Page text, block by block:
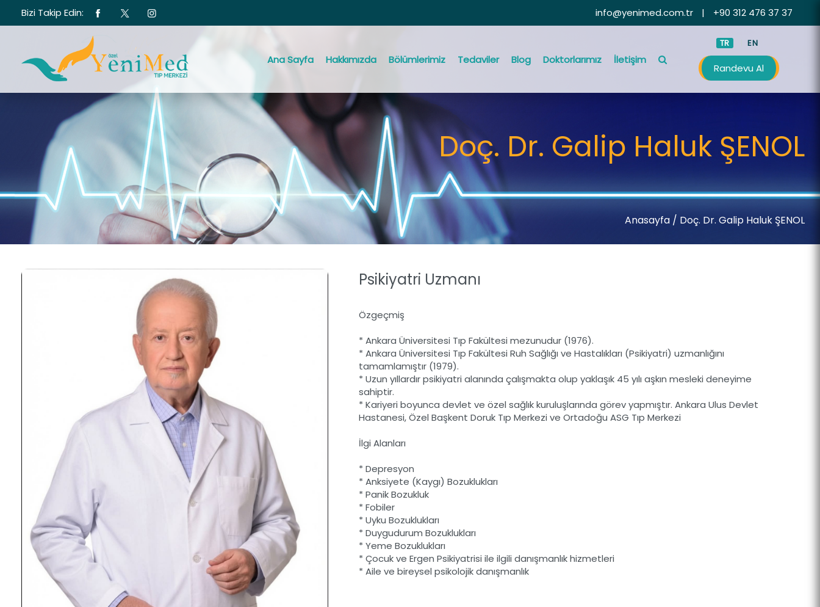
Bizi Takip Edin: info@yenimed.com.tr | +90 312 476 37 37
Ana Sayfa Hakkımızda Bölümlerimiz Tedaviler Blog Doktorlarımız İletişim
TR EN
Randevu Al
Doç. Dr. Galip Haluk ŞENOL
Anasayfa / Doç. Dr. Galip Haluk ŞENOL
Psikiyatri Uzmanı
Özgeçmiş
* Ankara Üniversitesi Tıp Fakültesi mezunudur (1976).
* Ankara Üniversitesi Tıp Fakültesi Ruh Sağlığı ve Hastalıkları (Psikiyatri) uzmanlığını
tamamlamıştır (1979).
* Uzun yıllardır psikiyatri alanında çalışmakta olup yaklaşık 45 yılı aşkın mesleki deneyime
sahiptir.
* Kariyeri boyunca devlet ve özel sağlık kuruluşlarında görev yapmıştır. Ankara Ulus Devlet
Hastanesi, Özel Başkent Doruk Tıp Merkezi ve Ortadoğu ASG Tıp Merkezi
İlgi Alanları
* Depresyon
* Anksiyete (Kaygı) Bozuklukları
* Panik Bozukluk
* Fobiler
* Uyku Bozuklukları
* Duygudurum Bozuklukları
* Yeme Bozuklukları
* Çocuk ve Ergen Psikiyatrisi ile ilgili danışmanlık hizmetleri
* Aile ve bireysel psikolojik danışmanlık